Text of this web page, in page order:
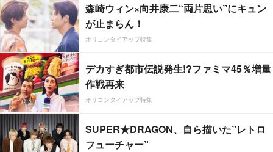
森崎ウィン×向井康二“両片思い”にキュン
が止まらん！
オリコンタイアップ特集
デカすぎ都市伝説発生!?ファミマ45％増量
作戦再来
オリコンタイアップ特集
SUPER★DRAGON、自ら描いた”レトロ
フューチャー”